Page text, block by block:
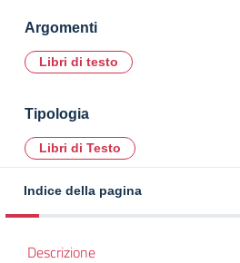
Argomenti
Libri di testo
Tipologia
Libri di Testo
Indice della pagina
Descrizione